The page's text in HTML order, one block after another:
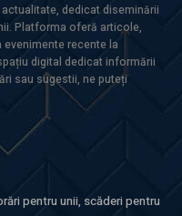
dedicat diseminării
Platforma oferă articole,
recente la
digital dedicat informării
sau sugestii, ne puteți
pentru unii, scăderi pentru